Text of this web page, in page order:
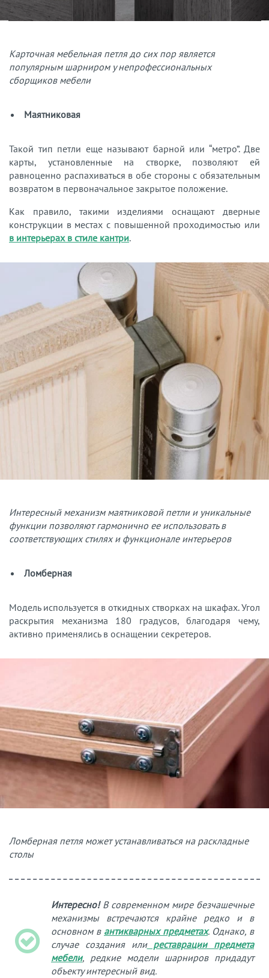
Карточная мебельная петля до сих пор является
популярным шарниром у непрофессиональных
сборщиков мебели
Маятниковая
Такой тип петли еще называют барной или “метро”. Две
карты, установленные на створке, позволяют ей
равноценно распахиваться в обе стороны с обязательным
возвратом в первоначальное закрытое положение.
Как правило, такими изделиями оснащают дверные
конструкции в местах с повышенной проходимостью или
в интерьерах в стиле кантри.
Интересный механизм маятниковой петли и уникальные
функции позволяют гармонично ее использовать в
соответствующих стилях и функционале интерьеров
Ломберная
Модель используется в откидных створках на шкафах. Угол
раскрытия механизма 180 градусов, благодаря чему,
активно применялись в оснащении секретеров.
Ломберная петля может устанавливаться на раскладные
столы
Интересно!В современном мире безчашечные
механизмы встречаются крайне редко и в
основном в антикварных предметах. Однако, в
случае создания илиреставрации предмета
мебели, редкие модели шарниров придадут
объекту интересный вид.